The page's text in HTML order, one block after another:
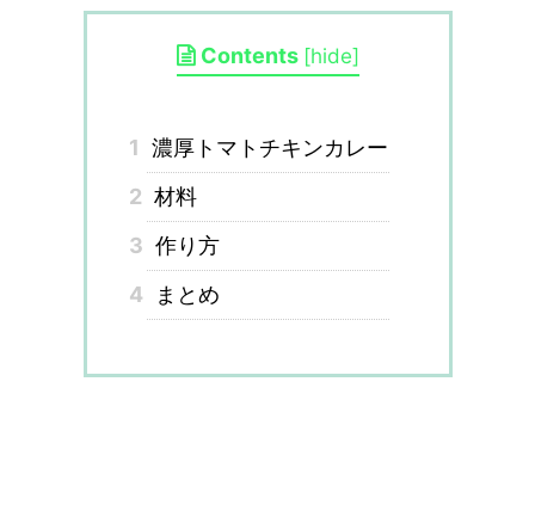
Contents [hide]
1 濃厚トマトチキンカレー
2 材料
3 作り方
4
まとめ